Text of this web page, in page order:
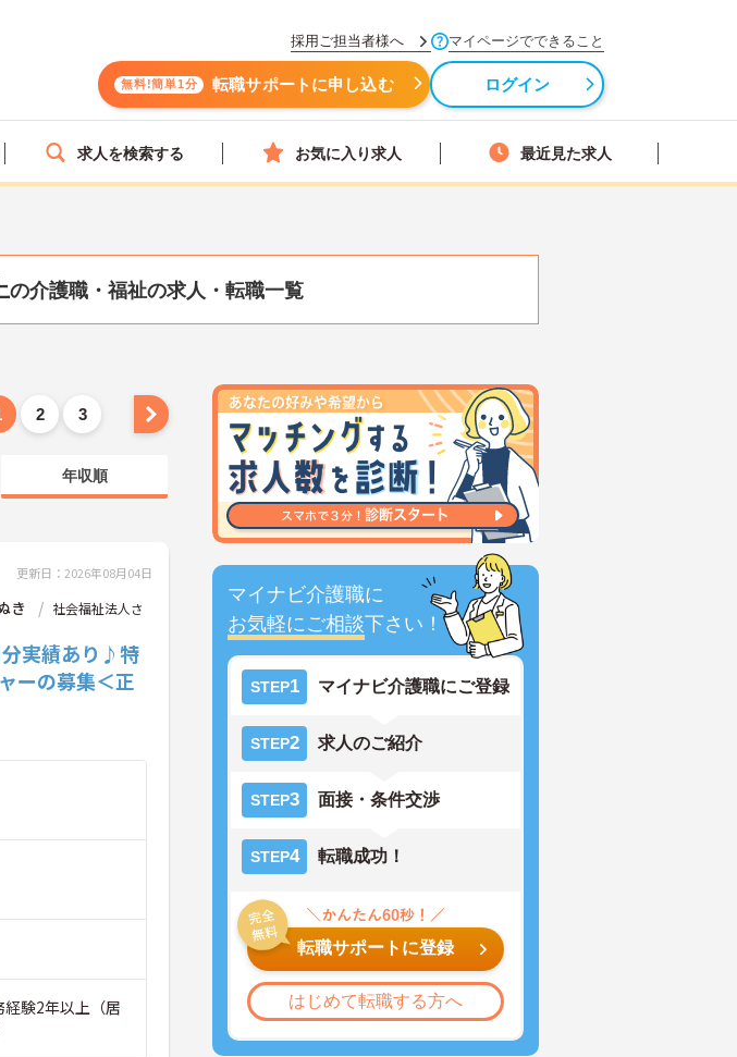
採用ご担当者様へ マイページでできること
無料!簡単1分 転職サポートに申し込む ログイン
求人を検索する お気に入り求人 最近見た求人
の介護職・福祉の求人・転職一覧
マイナビ介護職に
お気軽にご相談下さい！
STEP1 マイナビ介護職にご登録
STEP2 求人のご紹介
STEP3 面接・条件交渉
STEP4 転職成功！
転職サポートに登録
はじめて転職する方へ
2 3
年収順
更新日：2026年08月04日
き
社会福祉法人さ
分実績あり♪特
ーの募集＜正
験2年以上（居